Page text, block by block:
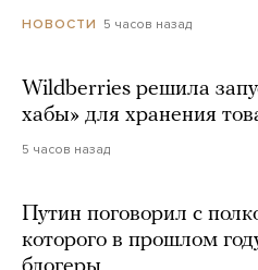
НОВОСТИ 5 часов назад
Wildberries решила
хабы» для хранения
5 часов назад
Путин поговорил с
которого в прошлом